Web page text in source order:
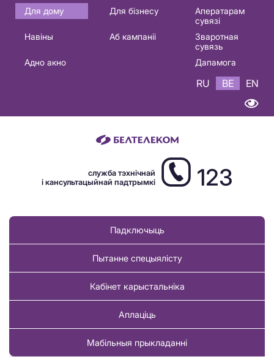
Основная
навигация
Для дому Для бізнесу
Аператарам
сувязі
Навіны
Аб кампаніі
Зваротная
сувязь
Адно акно
Дапамога
RU BE EN
служба тэхнічнай
і кансультацыйнай падтрымкі
123
Падключыць
Пытанне спецыялісту
Кабінет карыстальніка
Аплаціць
Мабільныя прыкладанні